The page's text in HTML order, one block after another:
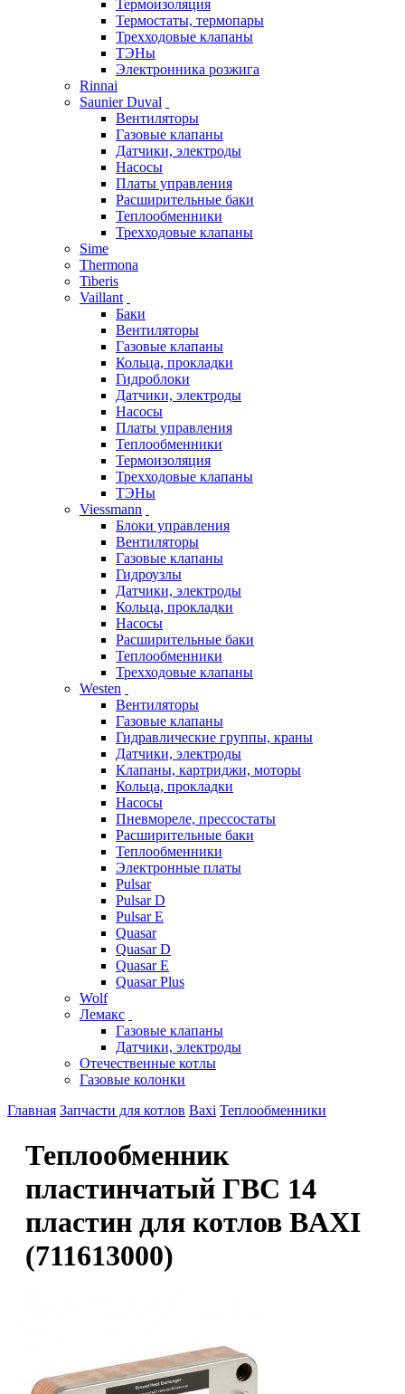
Термоизоляция
Термостаты, термопары
Трехходовые клапаны
ТЭНы
Электронника розжига
Rinnai
Saunier Duval
Вентиляторы
Газовые клапаны
Датчики, электроды
Насосы
Платы управления
Расширительные баки
Теплообменники
Трехходовые клапаны
Sime
Thermona
Tiberis
Vaillant
Баки
Вентиляторы
Газовые клапаны
Кольца, прокладки
Гидроблоки
Датчики, электроды
Насосы
Платы управления
Теплообменники
Термоизоляция
Трехходовые клапаны
ТЭНы
Viessmann
Блоки управления
Вентиляторы
Газовые клапаны
Гидроузлы
Датчики, электроды
Кольца, прокладки
Насосы
Расширительные баки
Теплообменники
Трехходовые клапаны
Westen
Вентиляторы
Газовые клапаны
Гидравлические группы, краны
Датчики, электроды
Клапаны, картриджи, моторы
Кольца, прокладки
Насосы
Пневмореле, прессостаты
Расширительные баки
Теплообменники
Электронные платы
Pulsar
Pulsar D
Pulsar E
Quasar
Quasar D
Quasar E
Quasar Plus
Wolf
Лемакс
Газовые клапаны
Датчики, электроды
Отечественные котлы
Газовые колонки
Главная Запчасти для котлов Baxi Теплообменники
Теплообменник
пластинчатый ГВС 14
пластин для котлов BAXI
(711613000)